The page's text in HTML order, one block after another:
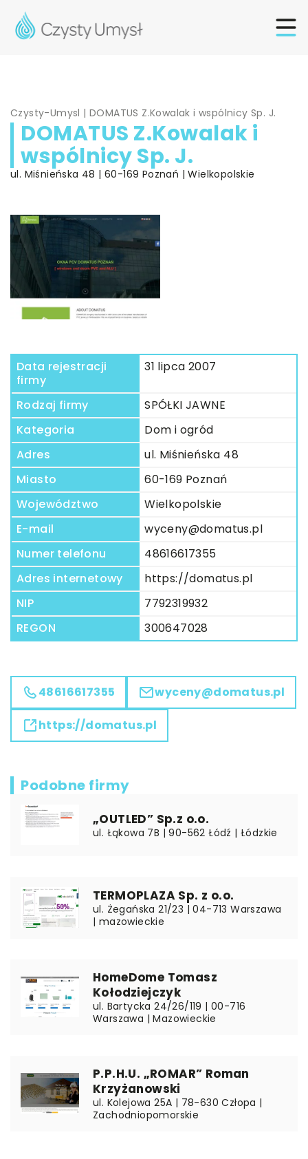
Czysty-Umysl |DOMATUS Z.Kowalak i wspólnicy Sp. J.
DOMATUS Z.Kowalak i
wspólnicy Sp. J.
ul. Miśnieńska 48 | 60-169 Poznań | Wielkopolskie
Data rejestracji
firmy
31 lipca 2007
Rodzaj firmy
SPÓŁKI JAWNE
Kategoria
Dom i ogród
Adres
ul. Miśnieńska 48
Miasto
60-169 Poznań
Województwo
Wielkopolskie
E-mail
wyceny@domatus.pl
Numer telefonu
48616617355
Adres internetowy
https://domatus.pl
NIP
7792319932
REGON
300647028
48616617355 wyceny@domatus.pl
https://domatus.pl
Podobne firmy
„OUTLED” Sp.z o.o.
ul. Łąkowa 7B | 90-562 Łódź | Łódzkie
TERMOPLAZA Sp. z o.o.
ul. Żegańska 21/23 | 04-713 Warszawa
| mazowieckie
HomeDome Tomasz
Kołodziejczyk
ul. Bartycka 24/26/119 | 00-716
Warszawa | Mazowieckie
P.P.H.U. „ROMAR” Roman
Krzyżanowski
ul. Kolejowa 25A | 78-630 Człopa |
Zachodniopomorskie